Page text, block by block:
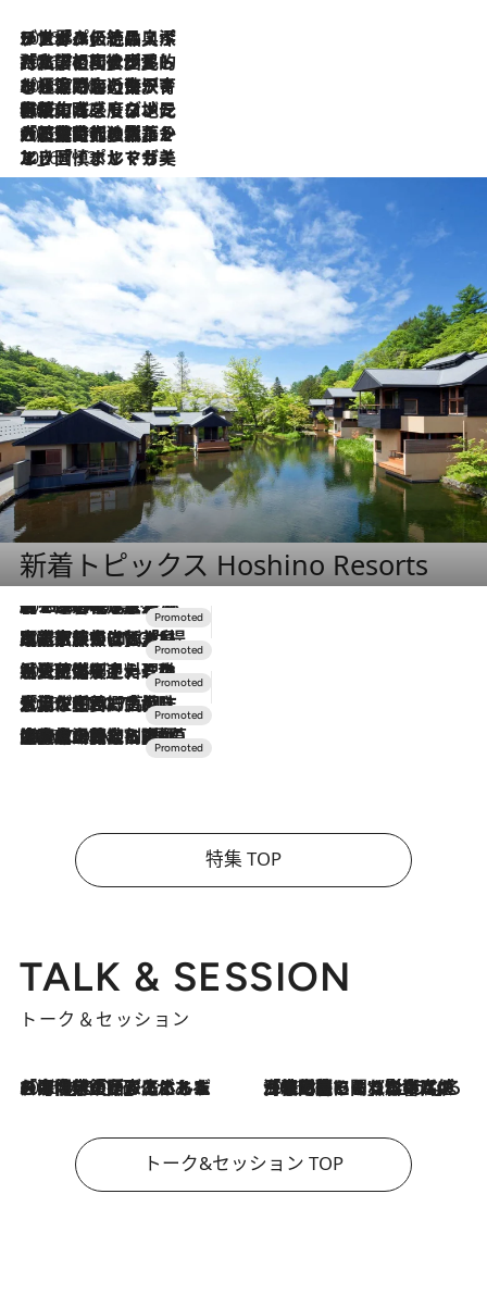
2026.8.8
リスボンの絶品スイーツ「パステル・デ・ナタ」とは？ポルトガル伝統の奥深い世界へ
2026.7.27
「私の祖国はポルトガル語です」国民的詩人フェルナンド・ペソアと、彼が愛した文学の街を歩く
2026.7.26
ポルトガル近海が育む極上の海の幸。キリリと冷えた白ワインと愉しむ、シーフード専門店の贅沢
2026.7.22
伝統の味をモダンに昇華。高感度な地元客が集う、リスボンの最旬ガストロノミー
2026.7.21
大航海時代の栄華から、震災、独裁、そして革命へ。ポルトガル・首都リスボンの石畳に刻まれた「歴史の光と影」
2026.7.13
エッセイ・ヤマザキマリ「慎ましくも美しき国 ポルトガル」
新着トピックス Hoshino Resorts
2026.8.7
【トンボの足水浴】ヒノキの香りに包まれて涼感マックス！約13℃の湧水かけ流しを避暑地「星野温泉 トンボの湯」で体験
2026.7.31
【ホテル帰省】という選択肢をOMOが提案。家族とほどよい距離を保つには「昼は実家、夜は気兼ねなくホテルで！」
2026.7.24
【夏限定ディナーコース】旬を迎える稚鮎や花ズッキーニなどをイタリア・トスカーナの郷土料理の手法で満喫！
2026.7.17
「土佐和ハーブかき氷」がOMO7高知に登場！生姜、山椒、大葉など目にも舌にも涼を呼ぶ郷土の味
2026.7.10
NEW OPEN！【界 草津】名湯の地に誕生。趣の異なる2種の温泉と上州ならではの会席・蕎麦割烹など美食を味わう究極の癒やし旅
特集 TOP
TALK & SESSION
トーク＆セッション
2026.8.3
「今後値上げがあるとすれば…」「リスクがあるのは今年の冬」エネルギー専門家が語る、ホルムズ海峡封鎖が家庭にもたらす“ある心配” 2026.8.3
「住宅建てられない…」「サーチャージ料の高値が続いている」ホルムズ海峡封鎖による影響はいつまで続く？《エネルギー専門家に聞く“どうなる日本の暮らし”》
トーク&セッション TOP